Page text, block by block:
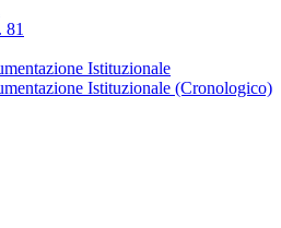
81
Istituzionale
Istituzionale (Cronologico)